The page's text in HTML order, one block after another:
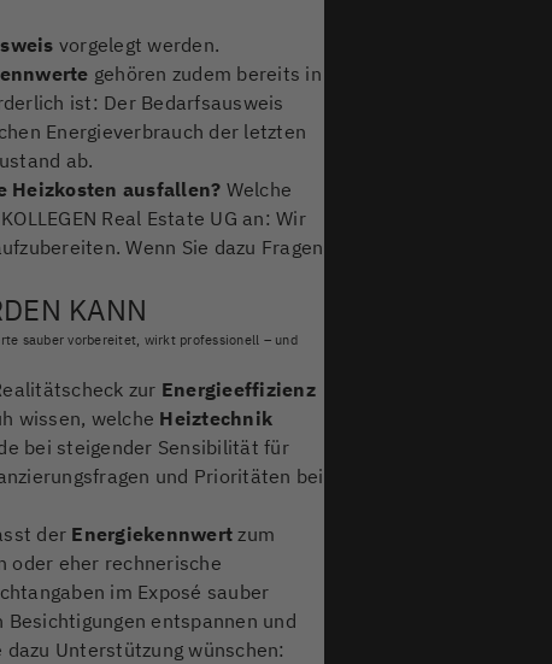
vorgelegt werden.
gehören zudem bereits in
ist: Der Bedarfsausweis
Energieverbrauch der letzten
ab.
Heizkosten ausfallen? Welche
Real Estate UG an: Wir
Wenn Sie dazu Fragen
KANN
sauber vorbereitet, wirkt professionell – und
zur Energieeffizienz
wissen, welche Heiztechnik
bei steigender Sensibilität für
und Prioritäten bei
der Energiekennwert zum
oder eher rechnerische
im Exposé sauber
entspannen und
Unterstützung wünschen: